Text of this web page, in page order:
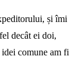
și îmi
decât ei doi,
comune am fi